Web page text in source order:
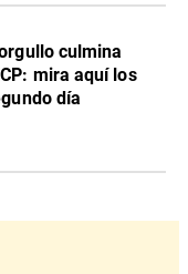
culmina
mira aquí los
día